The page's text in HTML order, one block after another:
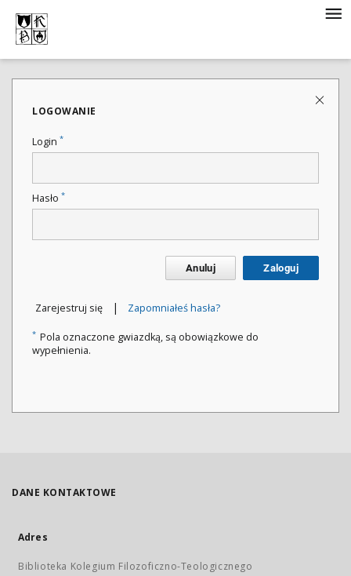
LOGOWANIE
Login *
Hasło *
Anuluj Zaloguj
Zarejestruj się | Zapomniałeś hasła?
* Pola oznaczone gwiazdką, są obowiązkowe do
wypełnienia.
DANE KONTAKTOWE
Adres
Biblioteka Kolegium Filozoficzno-Teologicznego